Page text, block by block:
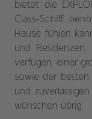
bietet die
Class-Schiff
Hause fühlen
und
verfügen, einer
sowie der
und
wünschen übrig.